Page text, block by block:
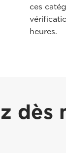
ces
heures.
dès